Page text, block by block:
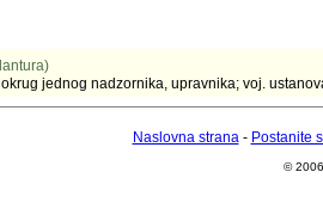
jednog nadzornika, upravnika; voj.
Naslovna strana- Postanite
©